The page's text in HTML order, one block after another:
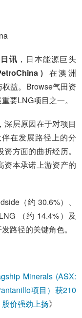
讯 ，日本能源巨头
） 在澳洲
益。Browse气田资
要LNG项目之一。
深层原因在于对项目
在发展路径上的分
方面的曲折经历。
资本承诺上游资产的
（约 30.6%）、
（约 14.4%）及
路径的关键角色。
Minerals (ASX:
项目）获210
价强劲上扬》